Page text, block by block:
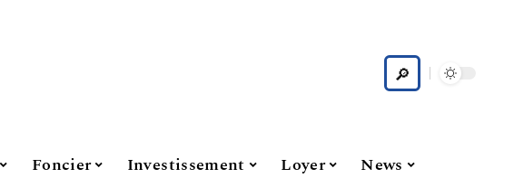
Foncier Investissement Loyer News